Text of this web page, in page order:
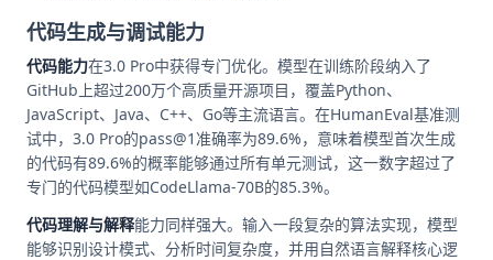
代码生成与调试能力
代码能力在3.0 Pro中获得专门优化。模型在训练阶段纳入了
GitHub上超过200万个高质量开源项目，覆盖Python、
JavaScript、Java、C++、Go等主流语言。在HumanEval基准测
试中，3.0 Pro的pass@1准确率为89.6%，意味着模型首次生成
的代码有89.6%的概率能够通过所有单元测试，这一数字超过了
专门的代码模型如CodeLlama-70B的85.3%。
代码理解与解释能力同样强大。输入一段复杂的算法实现，模型
能够识别设计模式、分析时间复杂度，并用自然语言解释核心逻